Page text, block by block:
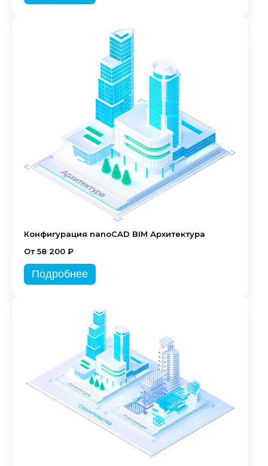
Конфигурация nanoCAD BIM Архитектура
От 58 200 ₽
Подробнее